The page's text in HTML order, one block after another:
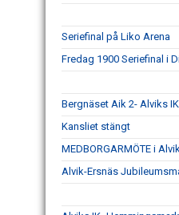
Seriefinal på Liko Arena
Fredag 1900 Seriefinal i
Bergnäset Aik 2- Alviks
Kansliet stängt
MEDBORGARMÖTE i
Alvik-Ersnäs